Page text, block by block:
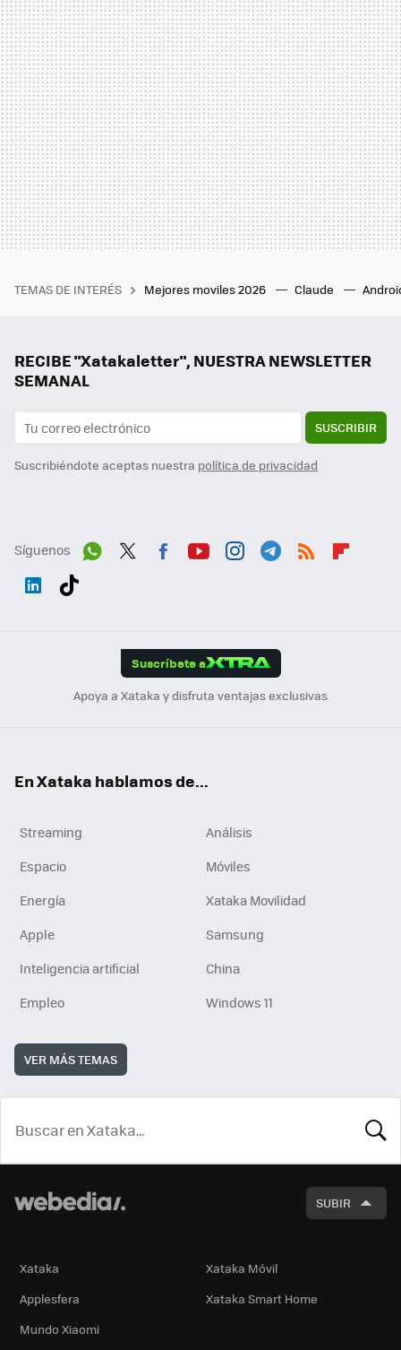
TEMAS DE INTERÉS Mejores moviles 2026 Claude
RECIBE "Xatakaletter", NUESTRA NEWSLETTER
SEMANAL
SUSCRIBIR
Suscribiéndote aceptas nuestra política de privacidad
Síguenos
Suscríbete a
Apoya a Xataka y disfruta ventajas exclusivas
En Xataka hablamos de...
Streaming
Análisis
Espacio
Móviles
Energía
Xataka Movilidad
Apple
Samsung
Inteligencia artificial
China
Empleo
Windows 11
VER MÁS TEMAS
SUBIR
Xataka
Xataka Móvil
Applesfera
Xataka Smart Home
Mundo Xiaomi